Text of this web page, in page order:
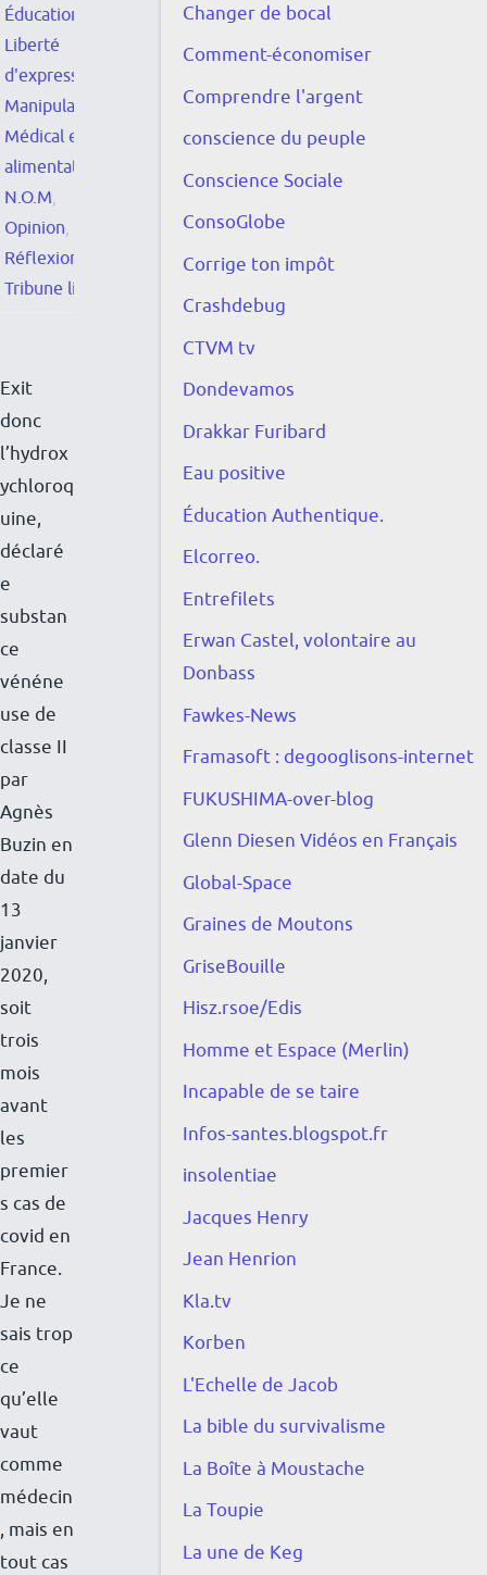
Éducation
Liberté
d'expression
Manipulation
Médical et
alimentation
N.O.M,
Opinion,
Réflexion
Tribune libre
E
n
c
u
o
ù
e
p
o
v
r
s
m
a
Exit
donc
l’hydrox
ychloroq
uine,
déclaré
e
substan
ce
vénéne
use de
classe II
par
Agnès
Buzin en
date du
13
janvier
2020,
soit
trois
mois
avant
les
premier
s cas de
covid en
France.
Je ne
sais trop
ce
qu’elle
vaut
comme
médecin
, mais en
tout cas
Changer de bocal
Comment-économiser
Comprendre l'argent
conscience du peuple
Conscience Sociale
ConsoGlobe
Corrige ton impôt
Crashdebug
CTVM tv
Dondevamos
Drakkar Furibard
Eau positive
Éducation Authentique.
Elcorreo.
Entrefilets
Erwan Castel, volontaire au
Donbass
Fawkes-News
Framasoft : degooglisons-internet
FUKUSHIMA-over-blog
Glenn Diesen Vidéos en Français
Global-Space
Graines de Moutons
GriseBouille
Hisz.rsoe/Edis
Homme et Espace (Merlin)
Incapable de se taire
Infos-santes.blogspot.fr
insolentiae
Jacques Henry
Jean Henrion
Kla.tv
Korben
L'Echelle de Jacob
La bible du survivalisme
La Boîte à Moustache
La Toupie
La une de Keg